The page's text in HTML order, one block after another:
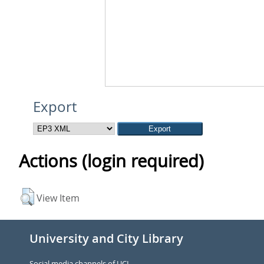
Export
Actions (login required)
View Item
University and City Library